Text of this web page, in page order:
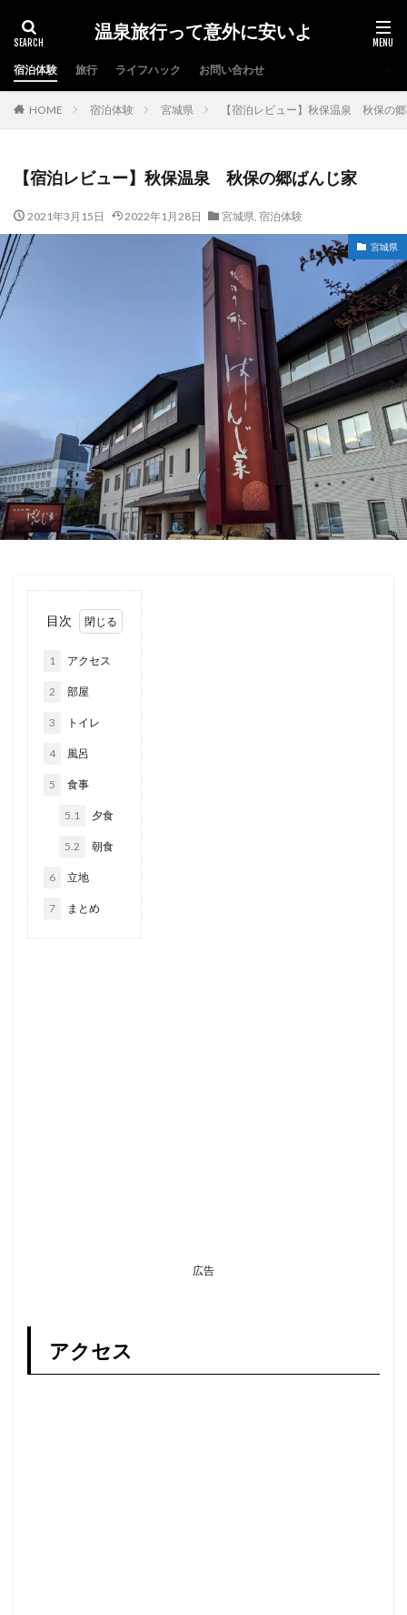
温泉旅行って意外に安いよ
宿泊体験 旅行 ライフハック お問い合わせ
HOME 宿泊体験 宮城県 【宿泊レビュー】秋保温泉 秋保の
【宿泊レビュー】秋保温泉 秋保の郷ばんじ家
2021年3月15日 2022年1月28日 宮城県, 宿泊体験
宮城県
目次
1 アクセス
2 部屋
3 トイレ
4 風呂
5 食事
5.1 夕食
5.2 朝食
6 立地
7 まとめ
広告
アクセス